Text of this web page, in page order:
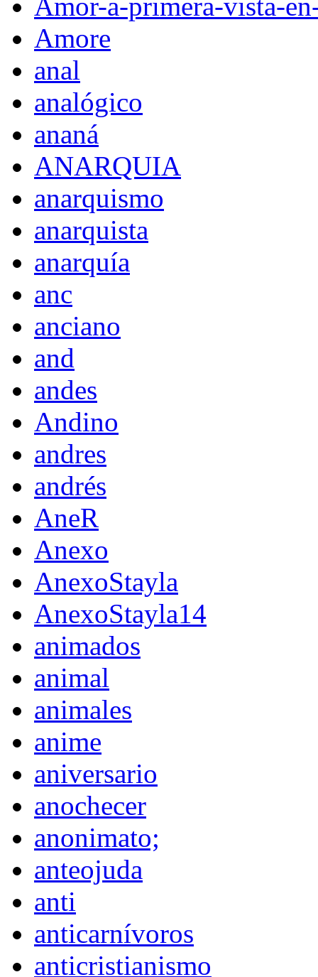
Amor-a-primera-vista-
Amore
anal
analógico
ananá
ANARQUIA
anarquismo
anarquista
anarquía
anc
anciano
and
andes
Andino
andres
andrés
AneR
Anexo
AnexoStayla
AnexoStayla14
animados
animal
animales
anime
aniversario
anochecer
anonimato;
anteojuda
anti
anticarnívoros
anticristianismo